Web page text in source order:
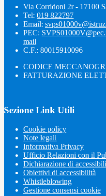
Via Corridoni 2r - 17100
Tel: 019 822797
Email:
PEC:
mail
C.F.: 80015910096
CODICE
FATTURAZIONE
Sezione Link Utili
Cookie policy
Note legali
Informativa Privacy
Ufficio Relazioni con il
Dichiarazione di
Obiettivi di accessibilità
Whistleblowing
Gestione consensi cookie